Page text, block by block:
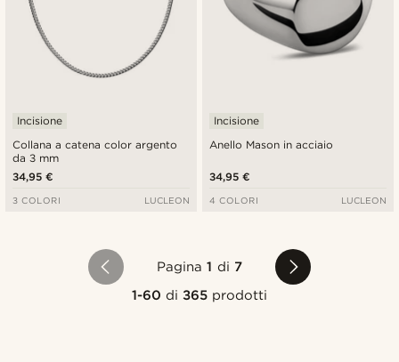
Collana a catena color argento
da 3 mm
Incisione
34,95 €
3 COLORI LUCLEON
Anello Mason in acciaio
Incisione
34,95 €
4 COLORI LUCLEON
Pagina1 di 7
1-60 di365 prodotti